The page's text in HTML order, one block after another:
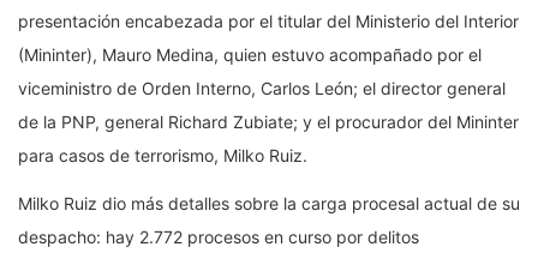
presentación encabezada por el titular del Ministerio del Interior
(Mininter), Mauro Medina, quien estuvo acompañado por el
viceministro de Orden Interno, Carlos León; el director general
de la PNP, general Richard Zubiate; y el procurador del Mininter
para casos de terrorismo, Milko Ruiz.
Milko Ruiz dio más detalles sobre la carga procesal actual de su
despacho: hay 2.772 procesos en curso por delitos